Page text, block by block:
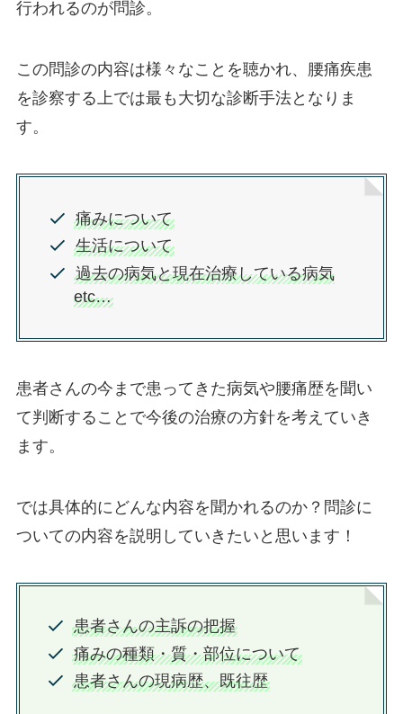
行われるのが問診。
この問診の内容は様々なことを聴かれ、腰痛疾患
を診察する上では最も大切な診断手法となりま
す。
痛みについて
生活について
過去の病気と現在治療している病気
etc…
患者さんの今まで患ってきた病気や腰痛歴を聞い
て判断することで今後の治療の方針を考えていき
ます。
では具体的にどんな内容を聞かれるのか？問診に
ついての内容を説明していきたいと思います！
患者さんの主訴の把握
痛みの種類・質・部位について
患者さんの現病歴、既往歴